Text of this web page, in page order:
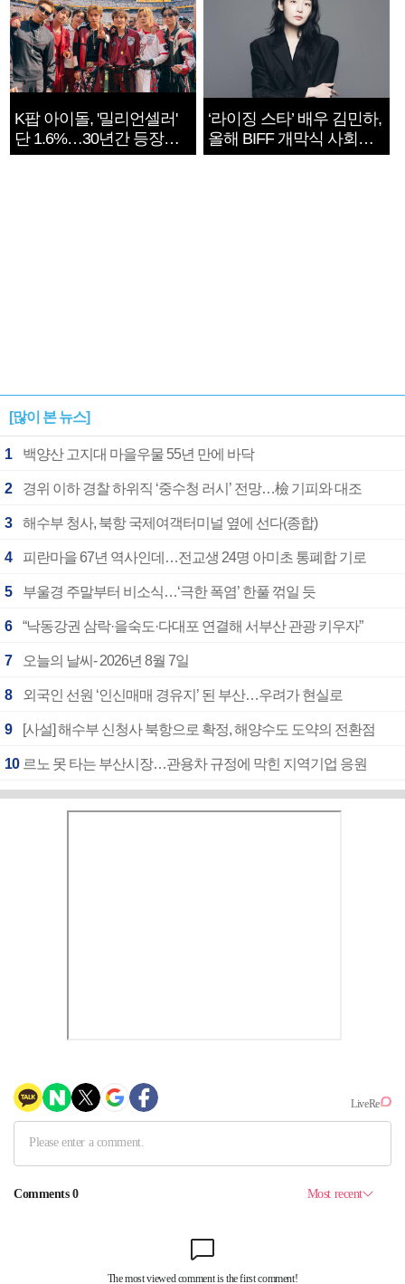
K팝 아이돌, '밀리언셀러'
단 1.6%…30년간 등장
1182개팀 전수조사
‘라이징 스타’ 배우 김민하,
올해 BIFF 개막식 사회자
확정
[많이 본 뉴스]
1 백양산 고지대 마을우물 55년 만에 바닥
2 경위 이하 경찰 하위직 ‘중수청 러시’ 전망…檢 기피와 대조
3 해수부 청사, 북항 국제여객터미널 옆에 선다(종합)
4 피란마을 67년 역사인데…전교생 24명 아미초 통폐합 기로
5 부울경 주말부터 비소식…‘극한 폭염’ 한풀 꺾일 듯
6 “낙동강권 삼락·을숙도·다대포 연결해 서부산 관광 키우자”
7 오늘의 날씨- 2026년 8월 7일
8 외국인 선원 ‘인신매매 경유지’ 된 부산…우려가 현실로
9 [사설] 해수부 신청사 북항으로 확정, 해양수도 도약의 전환점
10 르노 못 타는 부산시장…관용차 규정에 막힌 지역기업 응원